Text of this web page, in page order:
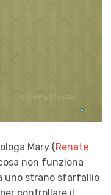
Mary ( Renate
non funziona
uno strano sfarfallio